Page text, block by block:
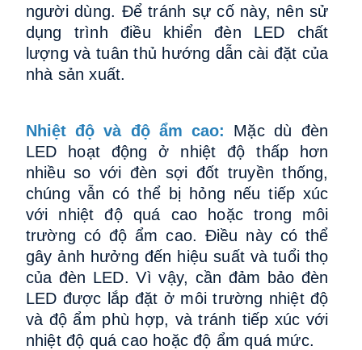
người dùng. Để tránh sự cố này, nên sử
dụng trình điều khiển đèn LED chất
lượng và tuân thủ hướng dẫn cài đặt của
nhà sản xuất.
Nhiệt độ và độ ẩm cao: Mặc dù đèn
LED hoạt động ở nhiệt độ thấp hơn
nhiều so với đèn sợi đốt truyền thống,
chúng vẫn có thể bị hỏng nếu tiếp xúc
với nhiệt độ quá cao hoặc trong môi
trường có độ ẩm cao. Điều này có thể
gây ảnh hưởng đến hiệu suất và tuổi thọ
của đèn LED. Vì vậy, cần đảm bảo đèn
LED được lắp đặt ở môi trường nhiệt độ
và độ ẩm phù hợp, và tránh tiếp xúc với
nhiệt độ quá cao hoặc độ ẩm quá mức.